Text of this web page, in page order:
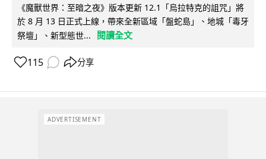
《魔獸世界：至暗之夜》版本更新 12.1「烏拉特克的詛咒」將
於 8 月 13 日正式上線，帶來全新區域「盤蛇島」、地城「毒牙
祭壇」、新型態世...
閱讀全文
115 分享
ADVERTISEMENT